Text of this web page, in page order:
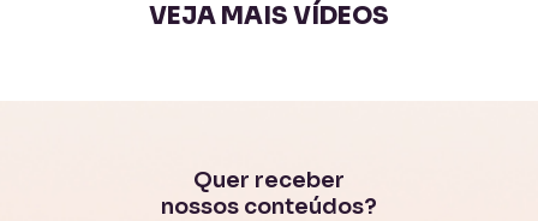
VEJA MAIS VÍDEOS
Quer receber
nossos conteúdos?